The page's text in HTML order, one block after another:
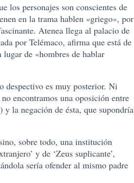
los personajes son conscientes de
en la trama hablen «griego», por
Atenea llega al palacio de
por Telémaco, afirma que está de
de «hombres de hablar
despectivo es muy posterior. Ni
encontramos una oposición entre
la negación de ésta, que supondría
sobre todo, una institución
y de ‘Zeus suplicante’,
sería ofender al mismo padre